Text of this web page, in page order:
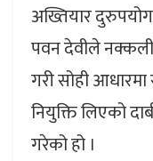
अख्तियार
पवन देवीले
गरी सोही
नियुक्ति लिएको
गरेको हो ।